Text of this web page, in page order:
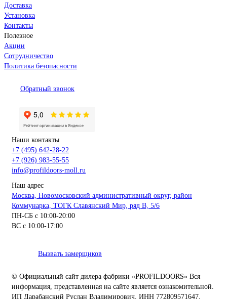
Доставка
Установка
Контакты
Полезное
Акции
Сотрудничество
Политика безопасности
Обратный звонок
Наши контакты
+7 (495) 642-28-22
+7 (926) 983-55-55
info@profildoors-moll.ru
Наш адрес
Москва, Новомосковский административный округ, район
Коммунарка, ТОГК Славянский Мир, ряд В, 5/6
ПН-СБ с 10:00-20:00
ВС с 10:00-17:00
Вызвать замерщиков
© Официальный сайт дилера фабрики «PROFILDOORS» Вся
информация, представленная на сайте является ознакомительной.
ИП Дарабанский Руслан Владимирович, ИНН 772809571647,